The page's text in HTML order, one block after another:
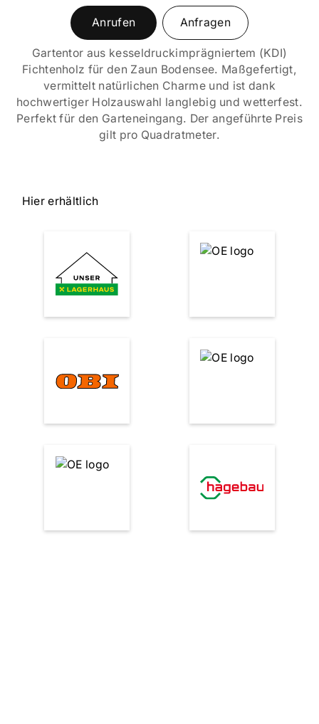
Anrufen Anfragen
Gartentor aus kesseldruckimprägniertem (KDI)
Fichtenholz für den Zaun Bodensee. Maßgefertigt,
vermittelt natürlichen Charme und ist dank
hochwertiger Holzauswahl langlebig und wetterfest.
Perfekt für den Garteneingang. Der angeführte Preis
gilt pro Quadratmeter.
Hier erhältlich